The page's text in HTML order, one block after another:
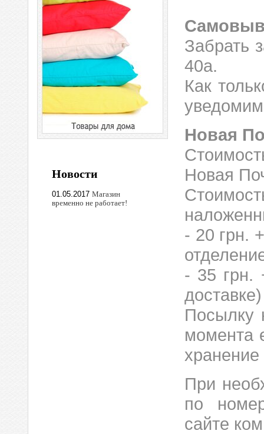
Новости
01.05.2017 Магазин
временно не работает!
Забрать
40а.
Как
Новая
Новая
- 20 грн.
- 35 грн.
доставке)
Посылку
момента
хранение
При
по
сайте